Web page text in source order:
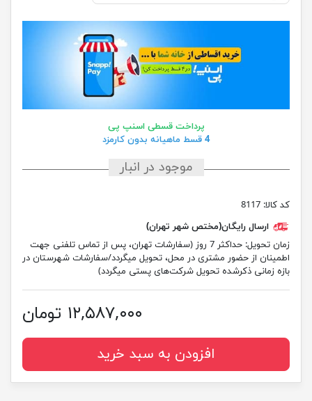
پرداخت قسطی اسنپ پی
4 قسط ماهیانه بدون کارمزد
موجود در انبار
کد کالا: 8117
ارسال رایگان(مختص شهر تهران)
زمان تحویل:
حداکثر 7 روز (سفارشات تهران، پس از تماس تلفنی جهت
اطمینان از حضور مشتری در محل، تحویل میگردد/سفارشات شهرستان در
بازه زمانی ذکرشده تحویل شرکت‌های پستی میگردد)
۱۲,۵۸۷,۰۰۰ تومان
افزودن به سبد خرید